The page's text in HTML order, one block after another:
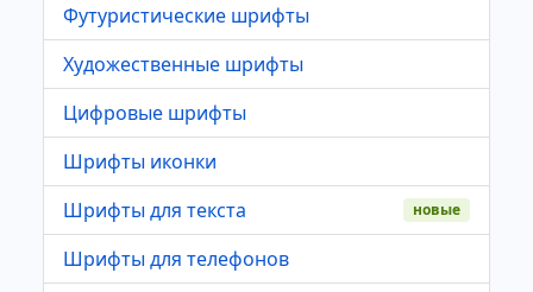
Футуристические шрифты
Художественные шрифты
Цифровые шрифты
Шрифты иконки
Шрифты для текста
новые
Шрифты для телефонов